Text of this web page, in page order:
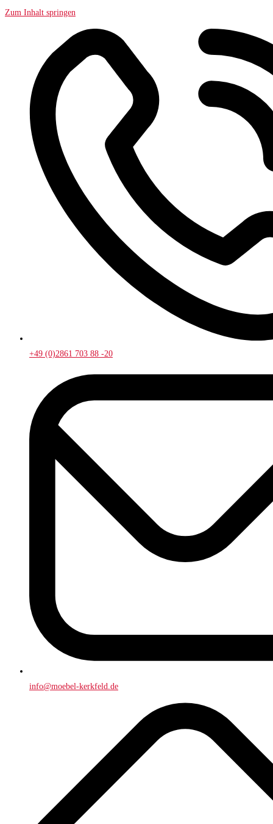
Zum Inhalt springen
+49 (0)2861 703 88 -20
info@moebel-kerkfeld.de